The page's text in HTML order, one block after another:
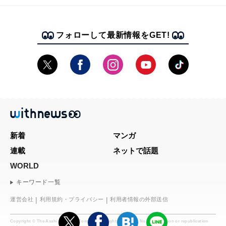
フォローして最新情報をGET!
Copyright © The Asahi Shimbun Company. All rights reserved. No reproduction or republication
新着
マンガ
連載
ネットで話題
WORLD
キーワード一覧
運営会社 利用規約・プライバシー 利用者情報の外部送信